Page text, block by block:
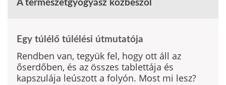
A természetgyógyász közbeszól
Egy túlélő túlélési útmutatója
Rendben van, tegyük fel, hogy ott áll az
őserdőben, és az összes tab­lettája és
kapszulája leúszott a folyón. Most mi lesz?